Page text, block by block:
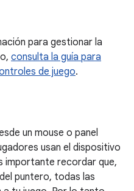
para gestionar la
consulta la guía para
de juego.
un mouse o panel
usan el dispositivo
importante recordar que,
puntero, todas las